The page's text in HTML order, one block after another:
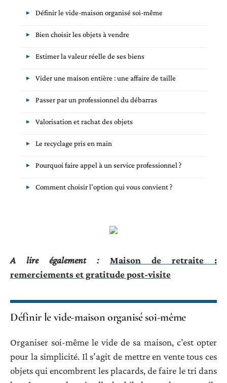
Définir le vide-maison organisé soi-même
Bien choisir les objets à vendre
Estimer la valeur réelle de ses biens
Vider une maison entière : une affaire de taille
Passer par un professionnel du débarras
Valorisation et rachat des objets
Le recyclage pris en main
Pourquoi faire appel à un service professionnel ?
Comment choisir l’option qui vous convient ?
A lire également :
Maison de retraite :
remerciements et gratitude post-visite
Définir le vide-maison organisé soi-même
Organiser soi-même le vide de sa maison, c’est opter
pour la simplicité. Il s’agit de mettre en vente tous ces
objets qui encombrent les placards, de faire le tri dans